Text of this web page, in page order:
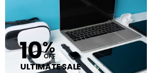
10%
OFF
ULTIMATE SALE